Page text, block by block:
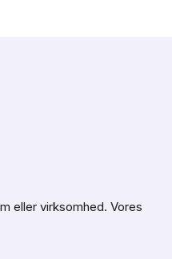
eller virksomhed. Vores